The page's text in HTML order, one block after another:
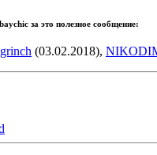
за это полезное сообщение:
grinch (03.02.2018),